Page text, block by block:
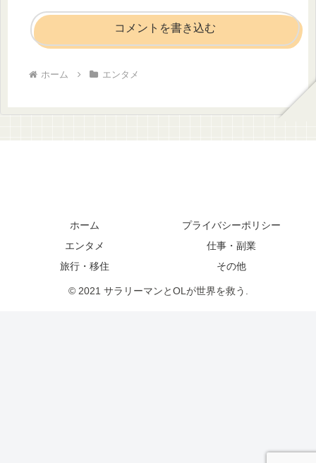
コメントを書き込む
ホーム エンタメ
ホーム
プライバシーポリシー
エンタメ
仕事・副業
旅行・移住
その他
© 2021 サラリーマンとOLが世界を救う.